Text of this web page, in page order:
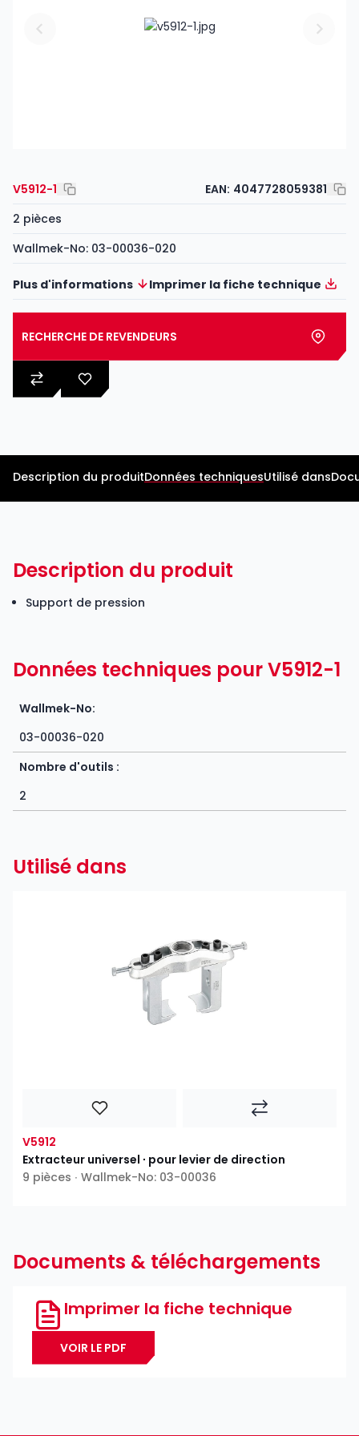
V5912-1 EAN: 4047728059381
2 pièces
Wallmek-No: 03-00036-020
Plus d'informations Imprimer la fiche technique
RECHERCHE DE REVENDEURS
Description du produitDonnées techniquesUtilisé dans
Description du produit
Support de pression
Données techniques pour V5912-1
Wallmek-No:
03-00036-020
Nombre d'outils :
2
Utilisé dans
V5912
Extracteur universel ∙ pour levier de direction
9 pièces ∙ Wallmek-No: 03-00036
Documents & téléchargements
Imprimer la fiche technique
VOIR LE PDF